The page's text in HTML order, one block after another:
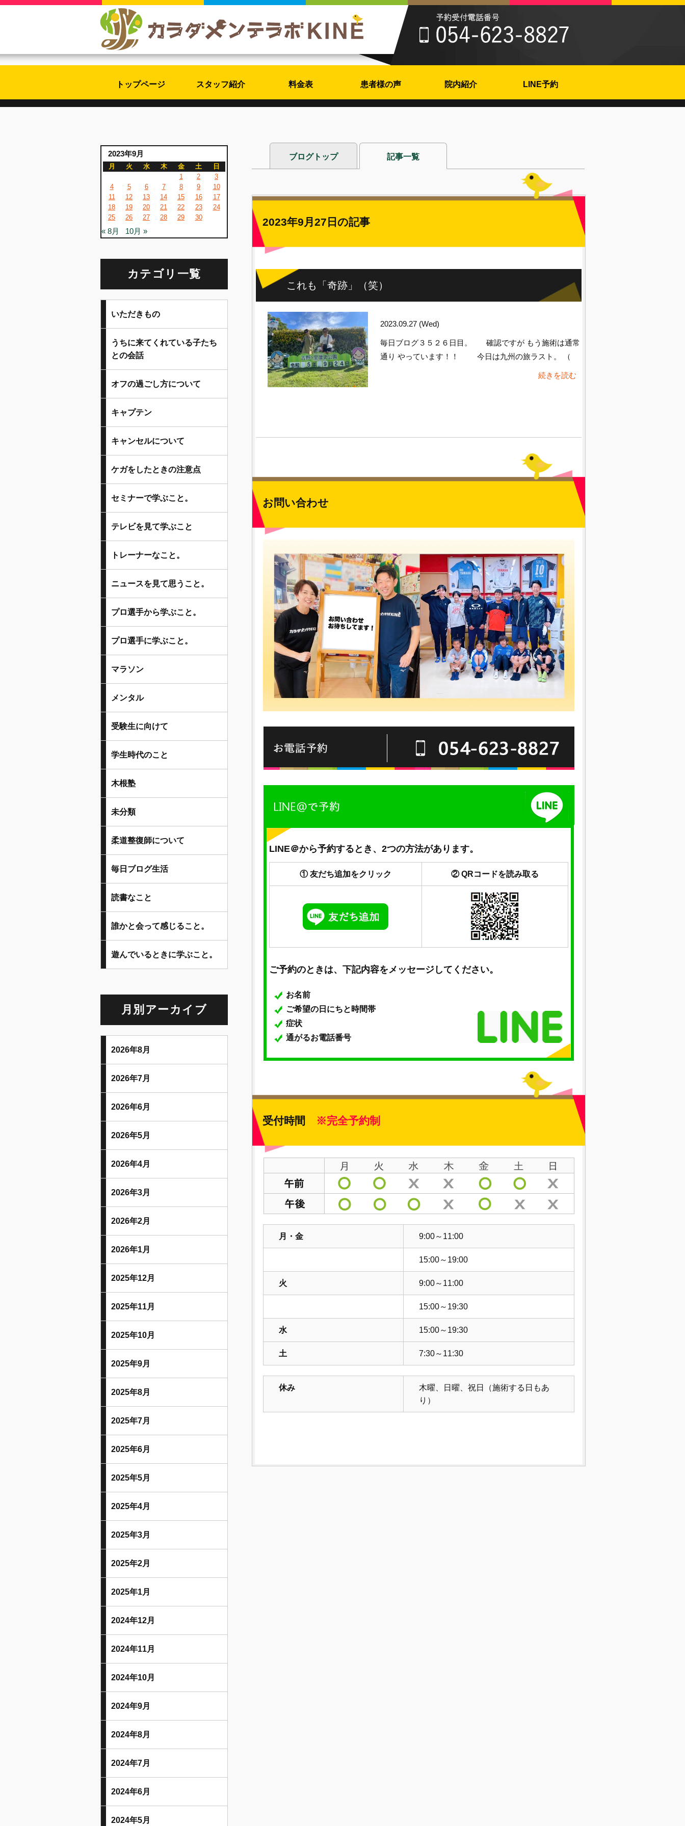
トップページ スタッフ紹介 料金表 患者様の声 院内紹介 LINE予約
ブログトップ 記事一覧
2023年9月27日の記事
これも「奇跡」（笑）
2023.09.27 (Wed)
毎日ブログ３５２６日目。 確認ですが もう施術は通常
通り やっています！！ 今日は九州の旅ラスト。 （
続きを読む
お問い合わせ
LINE＠から予約するとき、2つの方法があります。
① 友だち追加をクリック ② QRコードを読み取る
ご予約のときは、下記内容をメッセージしてください。
お名前
ご希望の日にちと時間帯
症状
通がるお電話番号
受付時間 ※完全予約制
月・金 9:00～11:00
15:00～19:00
火 9:00～11:00
15:00～19:30
水 15:00～19:30
土 7:30～11:30
休み
木曜、日曜、祝日（施術する日もあ
り）
2023年9月
月 火 水 木 金 土
日
1
2
3
4
5 6 7 8 9
10
11
12 13 14 15 16
17
18
19 20 21 22 23
24
25
26 27 28 29 30
« 8月 10月 »
カテゴリ一覧
いただきもの
うちに来てくれている子たち
との会話
オフの過ごし方について
キャプテン
キャンセルについて
ケガをしたときの注意点
セミナーで学ぶこと。
テレビを見て学ぶこと
トレーナーなこと。
ニュースを見て思うこと。
プロ選手から学ぶこと。
プロ選手に学ぶこと。
マラソン
メンタル
受験生に向けて
学生時代のこと
木根塾
未分類
柔道整復師について
毎日ブログ生活
読書なこと
誰かと会って感じること。
遊んでいるときに学ぶこと。
月別アーカイブ
2026年8月
2026年7月
2026年6月
2026年5月
2026年4月
2026年3月
2026年2月
2026年1月
2025年12月
2025年11月
2025年10月
2025年9月
2025年8月
2025年7月
2025年6月
2025年5月
2025年4月
2025年3月
2025年2月
2025年1月
2024年12月
2024年11月
2024年10月
2024年9月
2024年8月
2024年7月
2024年6月
2024年5月